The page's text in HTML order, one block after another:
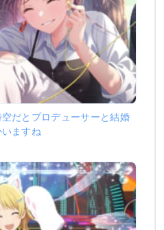
空だとプロデューサーと結婚
ますね